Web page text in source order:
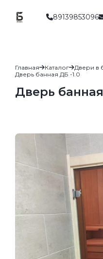
89139853096
Главная Каталог
Двери в
Дверь банная ДБ -1.0
Дверь